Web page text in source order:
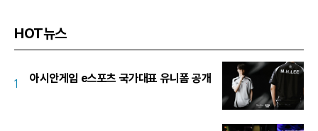
HOT뉴스
1 아시안게임 e스포츠 국가대표 유니폼 공개